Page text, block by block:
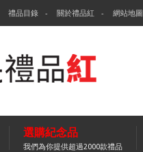
禮品目錄 關於禮品紅 網站地圖
選購紀念品
我們為你提供超過2000款禮品